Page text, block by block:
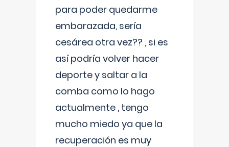
para poder quedarme
embarazada, sería
cesárea otra vez?? , si es
así podría volver hacer
deporte y saltar a la
comba como lo hago
actualmente , tengo
mucho miedo ya que la
recuperación es muy